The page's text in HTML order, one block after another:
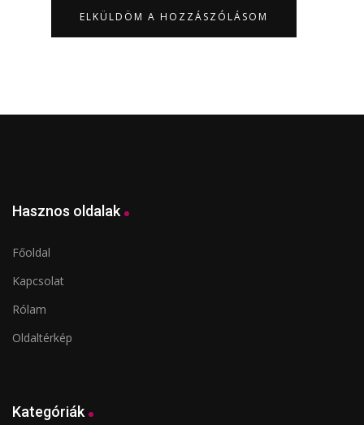
Hasznos oldalak
Főoldal
Kapcsolat
Rólam
Oldaltérkép
Kategóriák